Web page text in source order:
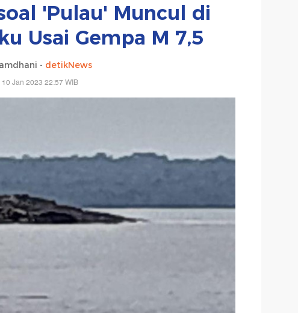
'Pulau' Muncul di
Usai Gempa M 7,5
- detikNews
Jan 2023 22:57 WIB